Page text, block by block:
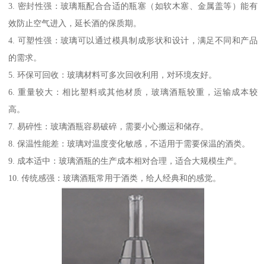
3. 密封性强：玻璃瓶配合合适的瓶塞（如软木塞、金属盖等）能有
效防止空气进入，延长酒的保质期。
4. 可塑性强：玻璃可以通过模具制成形状和设计，满足不同和产品
的需求。
5. 环保可回收：玻璃材料可多次回收利用，对环境友好。
6. 重量较大：相比塑料或其他材质，玻璃酒瓶较重，运输成本较
高。
7. 易碎性：玻璃酒瓶容易破碎，需要小心搬运和储存。
8. 保温性能差：玻璃对温度变化敏感，不适用于需要保温的酒类。
9. 成本适中：玻璃酒瓶的生产成本相对合理，适合大规模生产。
10. 传统感强：玻璃酒瓶常用于酒类，给人经典和的感觉。